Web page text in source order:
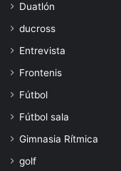
Duatlón
ducross
Entrevista
Frontenis
Fútbol
Fútbol sala
Gimnasia Rítmica
golf